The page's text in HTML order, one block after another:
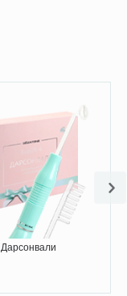
Дарсонвали